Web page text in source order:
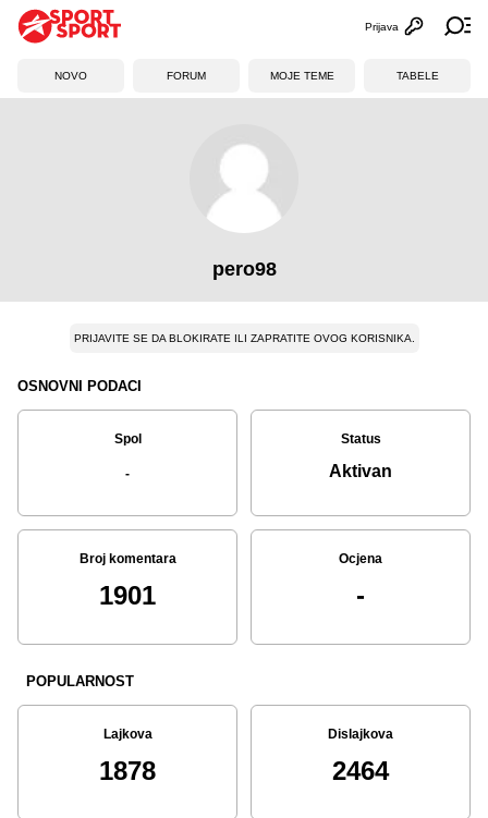
Otvori
Prijava
NOVO FORUM MOJE TEME TABELE
pero98
PRIJAVITE SE DA BLOKIRATE ILI ZAPRATITE OVOG KORISNIKA.
OSNOVNI PODACI
Spol
-
Status
Aktivan
Broj komentara
1901
Ocjena
-
POPULARNOST
Lajkova
1878
Dislajkova
2464